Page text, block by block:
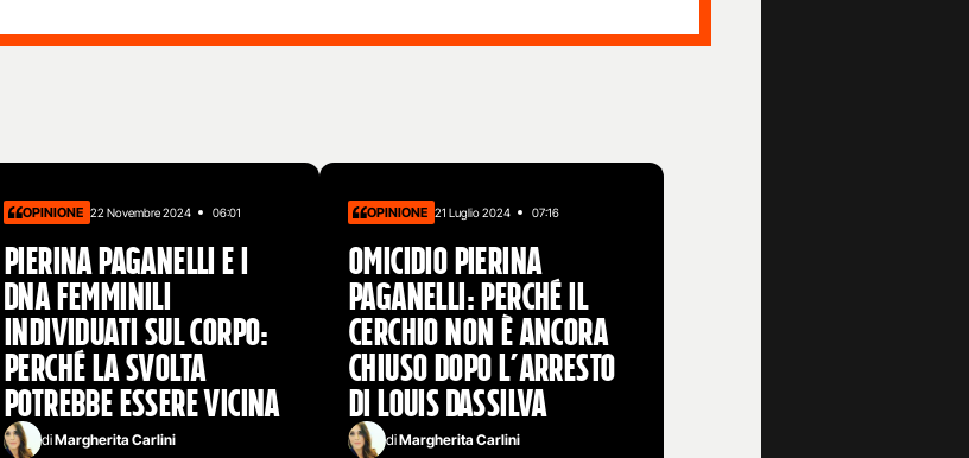
OPINIONE 22 Novembre 2024 06:01
Pierina Paganelli e i
Dna femminili
individuati sul corpo:
perché la svolta
potrebbe essere vicina
diMargherita Carlini
OPINIONE 21 Luglio 2024 07:16
Omicidio Pierina
Paganelli: perché il
cerchio non è ancora
chiuso dopo l’arresto
di Louis Dassilva
diMargherita Carlini